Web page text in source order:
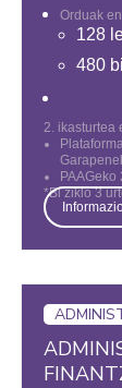
Orduak
128
480
2. ikasturtea
PAAGeko
*Bi ziklo 3